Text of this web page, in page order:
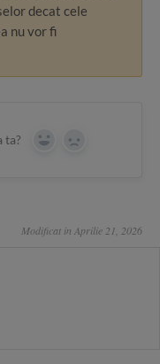
decat cele
nu vor fi
ta? Yes No
Modificat in Aprilie 21, 2026